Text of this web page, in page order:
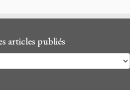
articles publiés